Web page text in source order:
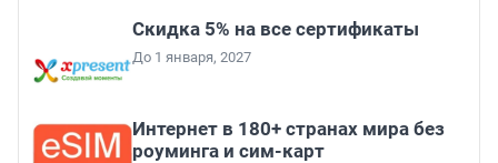
Скидка 5% на все сертификаты
До 1 января, 2027
Интернет в 180+ странах мира без
роуминга и сим-карт